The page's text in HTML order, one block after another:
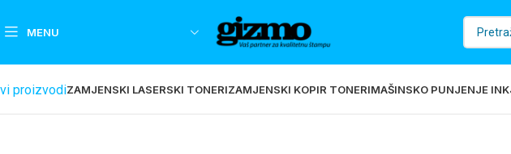
MENU
proizvodiZAMJENSKI LASERSKI TONERIZAMJENSKI KOPIR TONERIMAŠINSKO PUNJENJE